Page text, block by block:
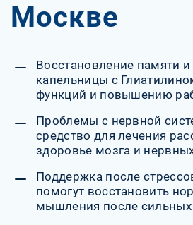
Москве
Восстановление памяти
капельницы с
функций и повышению
Проблемы с нервной
средство для лечения
здоровье мозга и
Поддержка после
помогут восстановить
мышления после сильных